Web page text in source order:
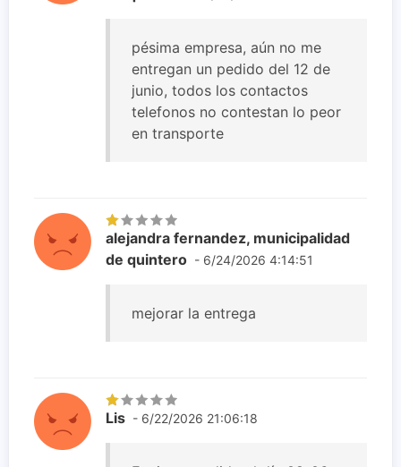
pésima empresa, aún no me
entregan un pedido del 12 de
junio, todos los contactos
telefonos no contestan lo peor
en transporte
alejandra fernandez, municipalidad
de quintero - 6/24/2026 4:14:51
mejorar la entrega
Lis - 6/22/2026 21:06:18